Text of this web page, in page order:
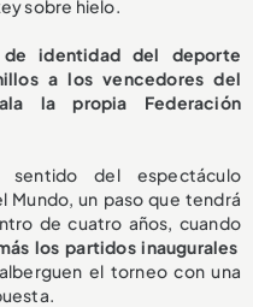
sobre hielo.
de identidad del deporte
a los vencedores del
la propia Federación
sentido del espectáculo
Mundo, un paso que tendrá
de cuatro años, cuando
los partidos inaugurales
alberguen el torneo con una